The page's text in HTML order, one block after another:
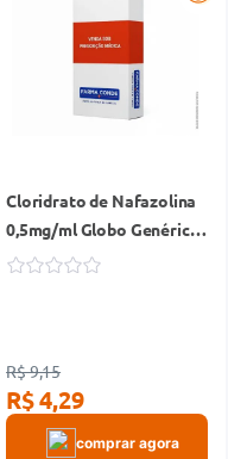
Cloridrato de Nafazolina
0,5mg/ml Globo Genérico
Solução Nasal Gotas
R$ 9,15
R$ 4,29
comprar agora